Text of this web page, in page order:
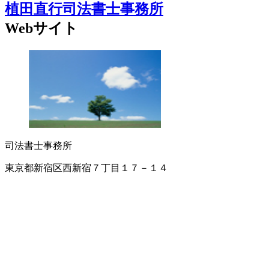
植田直行司法書士事務所
Webサイト
司法書士事務所
東京都新宿区西新宿７丁目１７－１４